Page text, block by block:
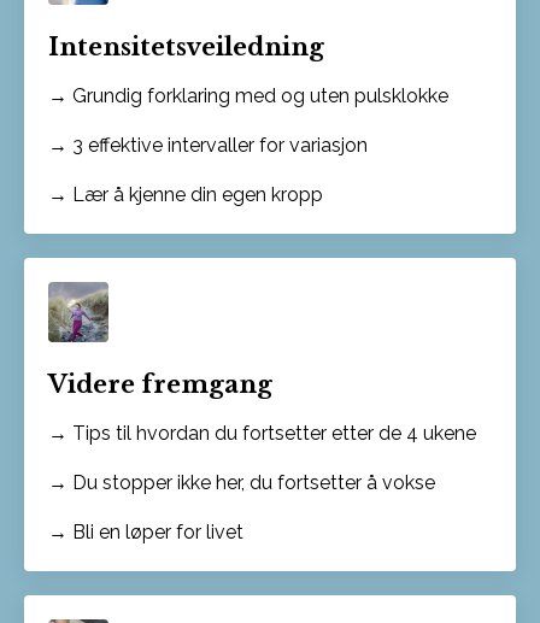
Intensitetsveiledning
→ Grundig forklaring med og uten pulsklokke
→ 3 effektive intervaller for variasjon
→ Lær å kjenne din egen kropp
Videre fremgang
→ Tips til hvordan du fortsetter etter de 4 ukene
→ Du stopper ikke her, du fortsetter å vokse
→ Bli en løper for livet